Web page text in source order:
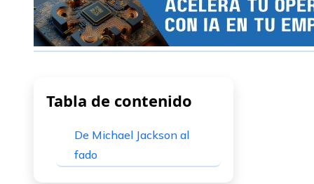
Tabla de contenido
De Michael Jackson al
fado